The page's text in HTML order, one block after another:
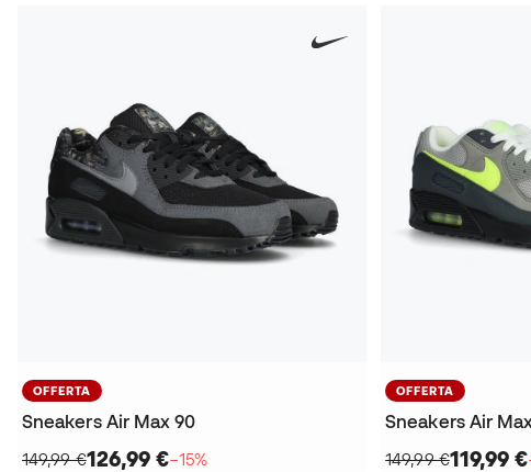
OFFERTA
Sneakers Air Max 90
149,99 €126,99 €−15%
OFFERTA
Sneakers Air
149,99 €119,99 €